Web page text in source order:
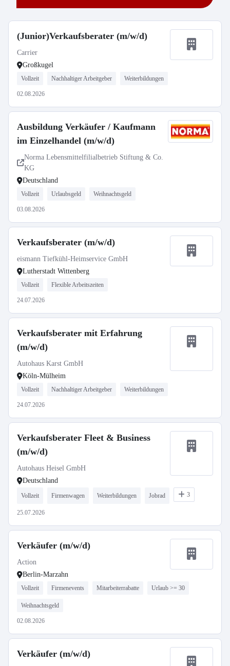
(Junior)Verkaufsberater (m/w/d)
Carrier
Großkugel
Vollzeit Nachhaltiger Arbeitgeber Weiterbildungen
02.08.2026
Ausbildung Verkäufer / Kaufmann
im Einzelhandel (m/w/d)
Norma Lebensmittelfilialbetrieb Stiftung & Co.
KG
Deutschland
Vollzeit Urlaubsgeld Weihnachtsgeld
03.08.2026
Verkaufsberater (m/w/d)
eismann Tiefkühl-Heimservice GmbH
Lutherstadt Wittenberg
Vollzeit Flexible Arbeitszeiten
24.07.2026
Verkaufsberater mit Erfahrung
(m/w/d)
Autohaus Karst GmbH
Köln-Mülheim
Vollzeit Nachhaltiger Arbeitgeber Weiterbildungen
24.07.2026
Verkaufsberater Fleet & Business
(m/w/d)
Autohaus Heisel GmbH
Deutschland
Vollzeit Firmenwagen Weiterbildungen Jobrad 3
25.07.2026
Verkäufer (m/w/d)
Action
Berlin-Marzahn
Vollzeit Firmenevents Mitarbeiterrabatte Urlaub >= 30
Weihnachtsgeld
02.08.2026
Verkäufer (m/w/d)